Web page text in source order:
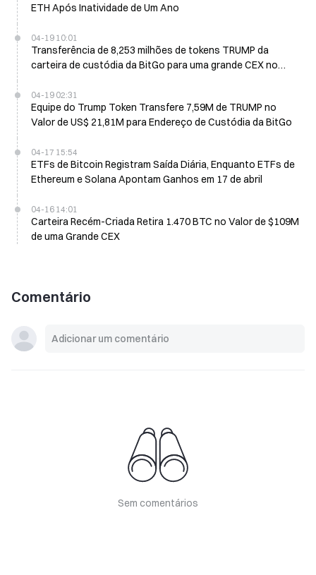
ETH Após Inatividade de Um Ano
04-19 10:01
Transferência de 8,253 milhões de tokens TRUMP da
carteira de custódia da BitGo para uma grande CEX no
04-19 02:31
Equipe do Trump Token Transfere 7,59M de TRUMP no
Valor de US$ 21,81M para Endereço de Custódia da BitGo
04-17 15:54
ETFs de Bitcoin Registram Saída Diária, Enquanto ETFs de
Ethereum e Solana Apontam Ganhos em 17 de abril
04-16 14:01
Carteira Recém-Criada Retira 1.470 BTC no Valor de $109M
de uma Grande CEX
Comentário
Sem comentários